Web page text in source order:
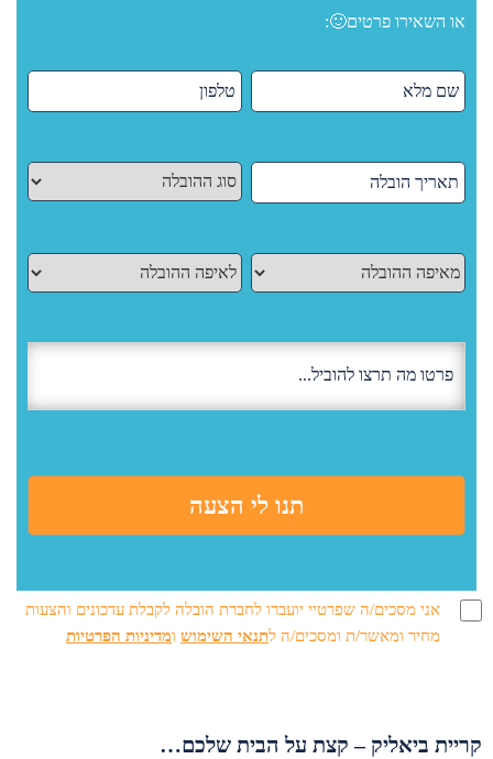
או השאירו פרטים🙂:
אני מסכים/ה שפרטיי יועברו לחברת הובלה לקבלת עדכונים והצעות
מחיר ומאשר/ת ומסכים/ה לתנאי השימוש ומדיניות הפרטיות
קריית ביאליק – קצת על הבית שלכם…